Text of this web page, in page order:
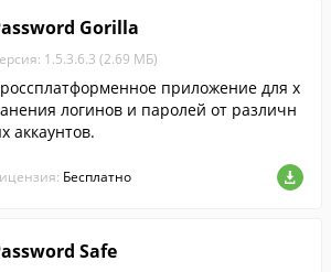
Gorilla
1.5.3.6.3 (2.69 МБ)
приложение для х
логинов и паролей от различн
аккаунтов.
Бесплатно
Safe